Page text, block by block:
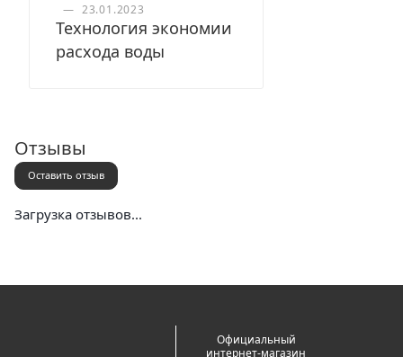
— 23.01.2023
Технология экономии
расхода воды
Отзывы
Оставить отзыв
Загрузка отзывов...
Официальный
интернет-магазин